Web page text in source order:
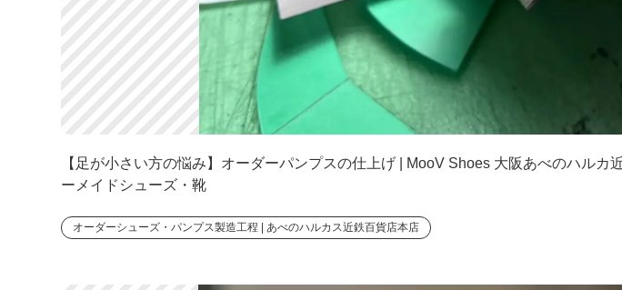
【足が小さい方の悩み】オーダーパンプスの仕上げ | MooV Shoes 大阪あべのハル
ーメイドシューズ・靴
オーダーシューズ・パンプス製造工程 | あべのハルカス近鉄百貨店本店